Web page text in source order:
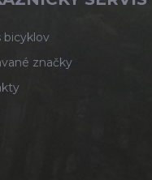
bicyklov
značky